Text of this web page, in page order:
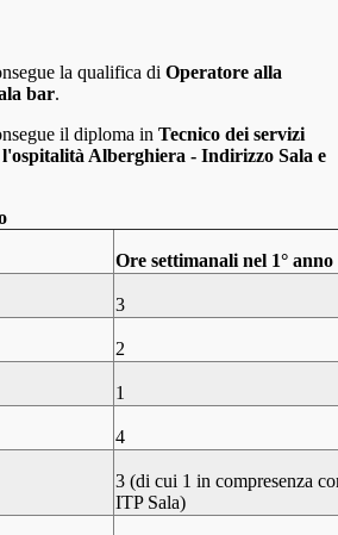
la qualifica di Operatore alla
bar.
il diploma in Tecnico dei servizi
Alberghiera - Indirizzo Sala e
Ore settimanali nel 1° anno
3
2
1
4
3 (di cui 1 in compresenza
ITP Sala)